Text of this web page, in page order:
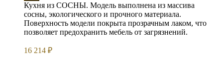
Кухня из СОСНЫ. Модель выполнена из массива
сосны, экологического и прочного материала.
Поверхность модели покрыта прозрачным лаком, что
позволяет предохранить мебель от загрязнений.
16 214 ₽